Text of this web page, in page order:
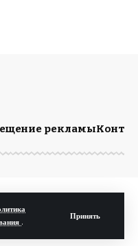
.
Принять
рекламы
защищены.